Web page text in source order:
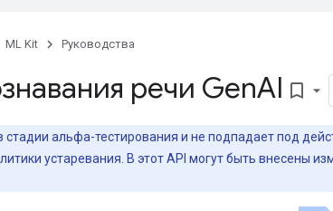
ML Kit Руководства
речи GenAI bookmark_border
альфа-тестирования и не подпадает под
устаревания. В этот API могут быть внесены